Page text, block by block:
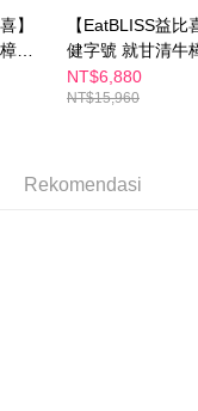
adalah 14 hari. Walau
turun Aplikasi AFTEE
tempoh pembayaran
anda menerima
untuk pesanan
】
芝
入/
提
【EatBLISS益比
健字號 就甘清牛
菌絲膠囊70日份
盒x7)｜護肝 增
NT$6,880
NT$15,960
Rekomendasi